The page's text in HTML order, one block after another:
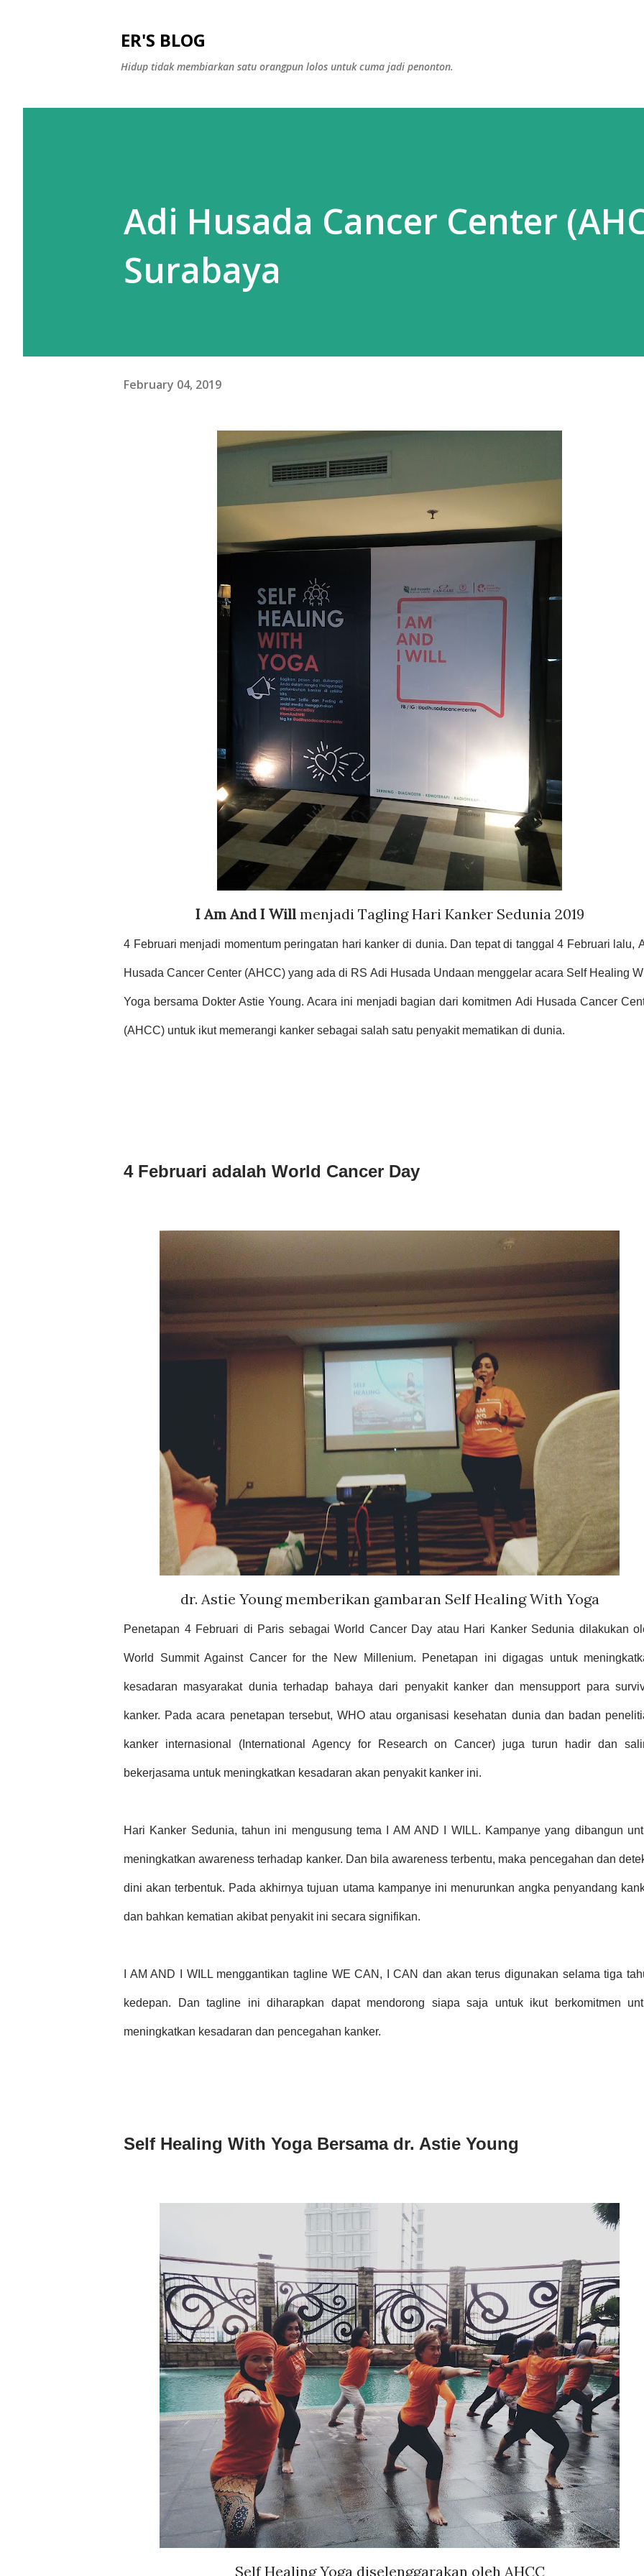
ER'S BLOG
Hidup tidak membiarkan satu orangpun lolos untuk cuma jadi penonton.
Adi Husada Cancer Center
Surabaya
February 04, 2019
I Am And I Will menjadi Tagling Hari Kanker Sedunia 2019
4 Februari menjadi momentum peringatan hari kanker di dunia. Dan tepat di tanggal 4 Februari lalu,
Husada Cancer Center (AHCC)yang ada di RS Adi Husada Undaan menggelar acara Self Healing
Yoga bersama Dokter Astie Young. Acara ini menjadi bagian dari komitmenAdi Husada Cancer
(AHCC) untuk ikut memerangi kanker sebagai salah satu penyakit mematikan di dunia.
4 Februari adalah World Cancer Day
dr. Astie Young memberikan gambaran Self Healing With Yoga
Penetapan 4 Februari di Paris sebagai World Cancer Day atau Hari Kanker Sedunia dilakukan
World Summit Against Cancer for the New Millenium. Penetapan ini digagas untuk
kesadaran masyarakat dunia terhadap bahaya dari penyakit kanker dan mensupport para
kanker. Pada acara penetapan tersebut, WHO atau organisasi kesehatan dunia dan badan
kanker internasional (International Agency for Research on Cancer) juga turun hadir dan
bekerjasama untuk meningkatkan kesadaran akan penyakit kanker ini.
Hari Kanker Sedunia, tahun ini mengusung tema I AM AND I WILL. Kampanye yang dibangun
meningkatkan awareness terhadap kanker. Dan bila awareness terbentu, maka pencegahan dan
dini akan terbentuk. Pada akhirnya tujuan utama kampanye ini menurunkan angka penyandang
dan bahkan kematian akibat penyakit ini secara signifikan.
I AM AND I WILL menggantikan tagline WE CAN, I CAN dan akan terus digunakan selama tiga
kedepan. Dan tagline ini diharapkan dapat mendorong siapa saja untuk ikut berkomitmen
meningkatkan kesadaran dan pencegahan kanker.
Self Healing With Yoga Bersama dr. Astie Young
Self Healing Yoga diselenggarakan oleh AHCC